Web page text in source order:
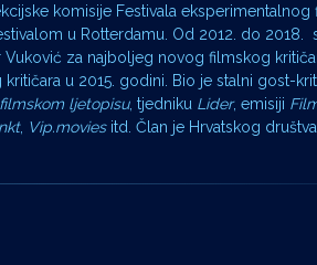
komisije Festivala eksperimentalnog
u Rotterdamu. Od 2012. do 2018.
za najboljeg novog filmskog
u 2015. godini. Bio je stalni gost-
ljetopisu, tjedniku Lider, emisiji
, Vip.moviesitd. Član je Hrvatskog